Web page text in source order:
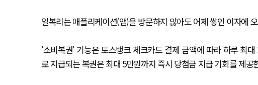
일복리는 애플리케이션(앱)을 방문하지 않아도 어제 쌓인 이자에
'소비복권' 기능은 토스뱅크 체크카드 결제 금액에 따라 하루 최
로 지급되는 복권은 최대 5만원까지 즉시 당첨금 지급 기회를 제공